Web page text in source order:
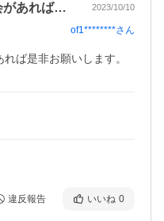
美味しかったです。また機会があれば是非… 2023/10/10
of1********さん
ば是非お願いします。
違反報告 いいね 0